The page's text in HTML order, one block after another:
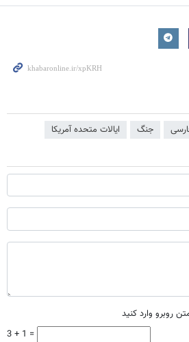
جنگ ایالات متحده آمریکا
روبرو وارد کنید
3 + 1 =